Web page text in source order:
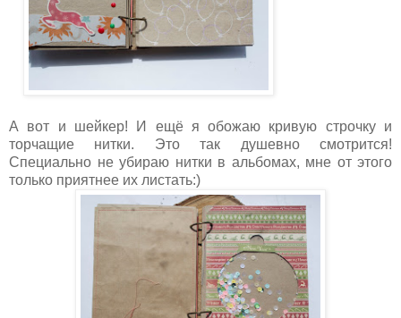
А вот и шейкер! И ещё я обожаю кривую строчку и
торчащие нитки. Это так душевно смотрится!
Специально не убираю нитки в альбомах, мне от этого
только приятнее их листать:)